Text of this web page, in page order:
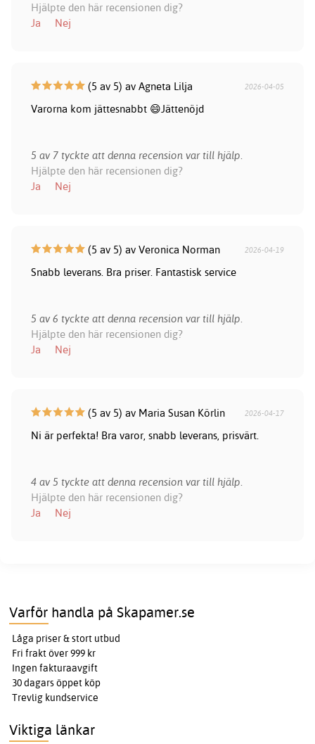
Hjälpte den här recensionen dig?
Ja
Nej
(5 av 5) av Agneta Lilja 2026-04-05
Varorna kom jättesnabbt 😄Jättenöjd
5 av 7 tyckte att denna recension var till hjälp.
Hjälpte den här recensionen dig?
Ja
Nej
(5 av 5) av Veronica Norman 2026-04-19
Snabb leverans. Bra priser. Fantastisk service
5 av 6 tyckte att denna recension var till hjälp.
Hjälpte den här recensionen dig?
Ja
Nej
(5 av 5) av Maria Susan Körlin 2026-04-17
Ni är perfekta! Bra varor, snabb leverans, prisvärt.
4 av 5 tyckte att denna recension var till hjälp.
Hjälpte den här recensionen dig?
Ja
Nej
Varför handla på Skapamer.se
Låga priser & stort utbud
Fri frakt över 999 kr
Ingen fakturaavgift
30 dagars öppet köp
Trevlig kundservice
Viktiga länkar